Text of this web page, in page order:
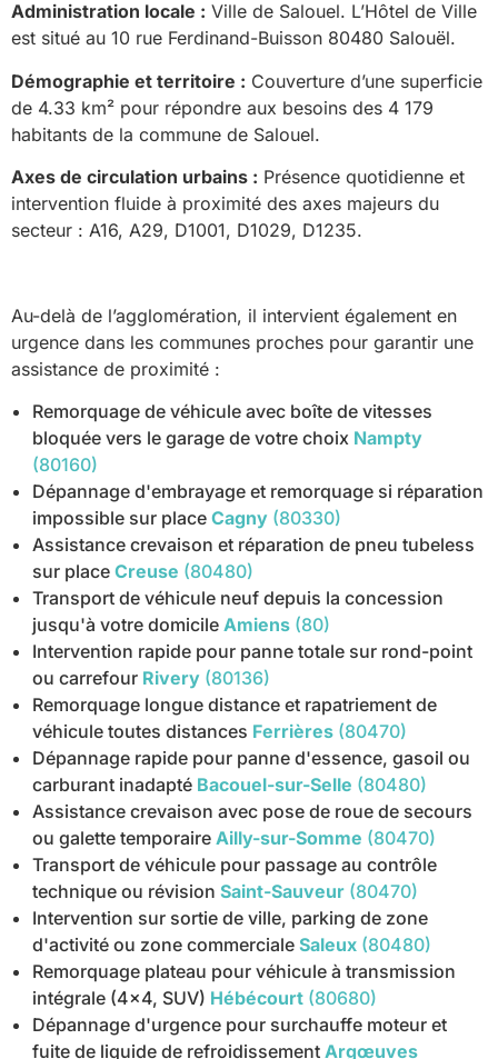
Administration locale : Ville de Salouel. L’Hôtel de Ville
est situé au 10 rue Ferdinand-Buisson 80480 Salouël.
Démographie et territoire : Couverture d’une superficie
de 4.33 km² pour répondre aux besoins des 4 179
habitants de la commune de Salouel.
Axes de circulation urbains : Présence quotidienne et
intervention fluide à proximité des axes majeurs du
secteur : A16, A29, D1001, D1029, D1235.
Au-delà de l’agglomération, il intervient également en
urgence dans les communes proches pour garantir une
assistance de proximité :
Remorquage de véhicule avec boîte de vitesses
bloquée vers le garage de votre choix Nampty
(80160)
Dépannage d'embrayage et remorquage si réparation
impossible sur place Cagny (80330)
Assistance crevaison et réparation de pneu tubeless
sur place Creuse (80480)
Transport de véhicule neuf depuis la concession
jusqu'à votre domicile Amiens (80)
Intervention rapide pour panne totale sur rond-point
ou carrefour Rivery (80136)
Remorquage longue distance et rapatriement de
véhicule toutes distances Ferrières (80470)
Dépannage rapide pour panne d'essence, gasoil ou
carburant inadapté Bacouel-sur-Selle (80480)
Assistance crevaison avec pose de roue de secours
ou galette temporaire Ailly-sur-Somme (80470)
Transport de véhicule pour passage au contrôle
technique ou révision Saint-Sauveur (80470)
Intervention sur sortie de ville, parking de zone
d'activité ou zone commerciale Saleux (80480)
Remorquage plateau pour véhicule à transmission
intégrale (4x4, SUV) Hébécourt (80680)
Dépannage d'urgence pour surchauffe moteur et
fuite de liquide de refroidissement Argœuves